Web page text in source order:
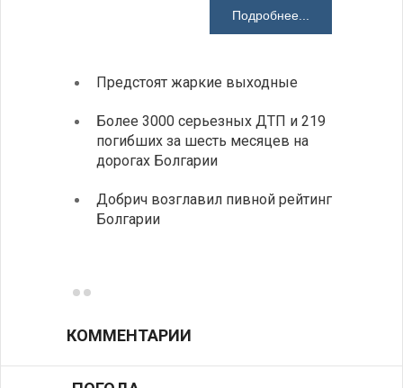
Подробнее...
Предстоят жаркие выходные
Более 3000 серьезных ДТП и 219
погибших за шесть месяцев на
дорогах Болгарии
Добрич возглавил пивной рейтинг
Болгарии
КОММЕНТАРИИ